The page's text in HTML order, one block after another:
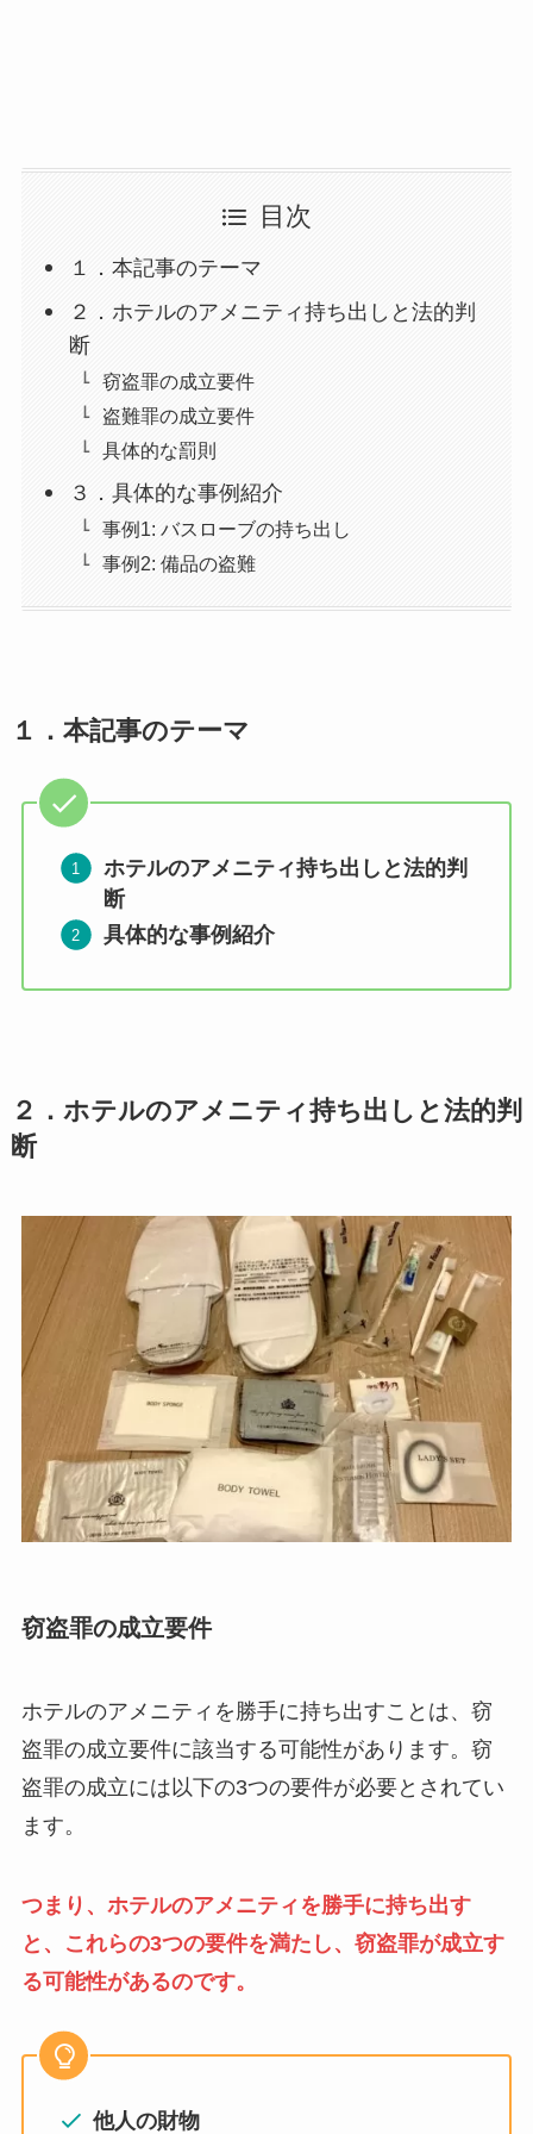
目次
１．本記事のテーマ
２．ホテルのアメニティ持ち出しと法的判
断
窃盗罪の成立要件
盗難罪の成立要件
具体的な罰則
３．具体的な事例紹介
事例1: バスローブの持ち出し
事例2: 備品の盗難
１． 本記事のテーマ
ホテルのアメニティ持ち出しと法的判
断
具体的な事例紹介
２ ．ホテルのアメニティ持ち出しと法的判
断
窃盗罪の成立要件
ホテルのアメニティを勝手に持ち出すことは、窃
盗罪の成立要件に該当する可能性があります。窃
盗罪の成立には以下の3つの要件が必要とされてい
ます。
つまり、ホテルのアメニティを勝手に持ち出す
と、これらの3つの要件を満たし、窃盗罪が成立す
る可能性があるのです。
他人の財物